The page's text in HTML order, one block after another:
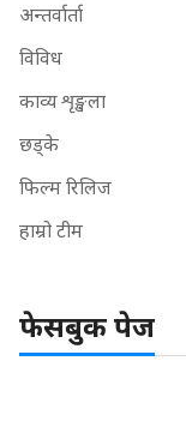
अन्तर्वार्ता
विविध
काव्य शृङ्खला
छड्के
फिल्म रिलिज
हाम्रो टीम
फेसबुक पेज